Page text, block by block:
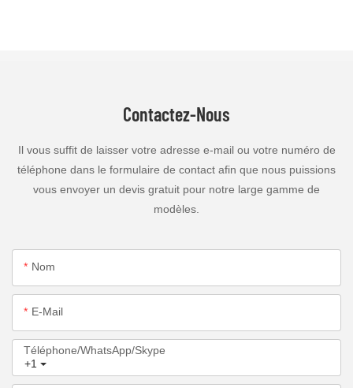
Contactez-Nous
Il vous suffit de laisser votre adresse e-mail ou votre numéro de
téléphone dans le formulaire de contact afin que nous puissions
vous envoyer un devis gratuit pour notre large gamme de
modèles.
Nom
E-Mail
+1
Téléphone/WhatsApp/Skype